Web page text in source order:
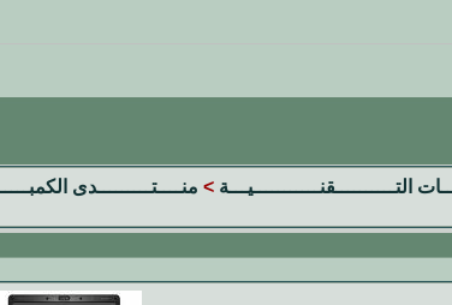
التــــــــــقنـــــــــــيـــة > منــــتـــــــــدى